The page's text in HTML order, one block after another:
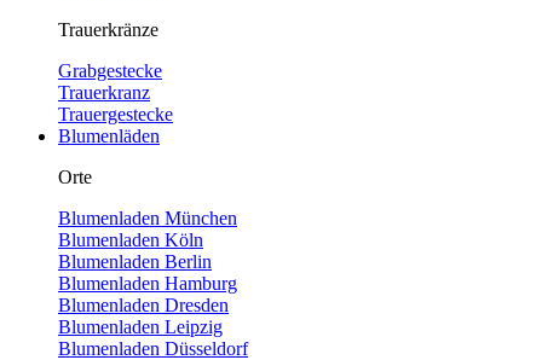
Trauerkränze
Grabgestecke
Trauerkranz
Trauergestecke
Blumenläden
Orte
Blumenladen München
Blumenladen Köln
Blumenladen Berlin
Blumenladen Hamburg
Blumenladen Dresden
Blumenladen Leipzig
Blumenladen Düsseldorf